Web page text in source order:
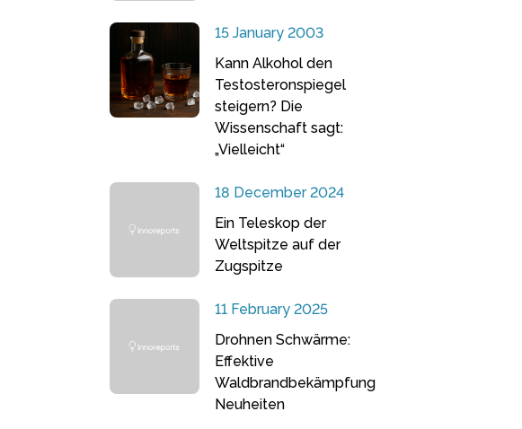
15 January 2003
Kann Alkohol den
Testosteronspiegel
steigern? Die
Wissenschaft sagt:
„Vielleicht“
18 December 2024
Ein Teleskop der
Weltspitze auf der
Zugspitze
11 February 2025
Drohnen Schwärme:
Effektive
Waldbrandbekämpfung
Neuheiten